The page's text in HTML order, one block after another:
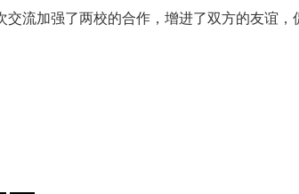
流加强了两校的合作，增进了双方的友谊